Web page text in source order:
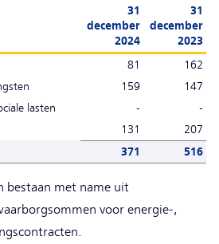
31
december
2024
31
december
2023
81
162
159
147
lasten
-
-
131
207
371 516
bestaan met name uit
voor energie-,